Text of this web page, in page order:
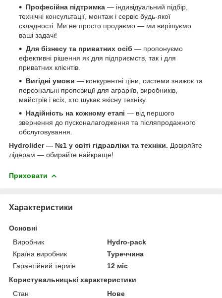
Професійна підтримка — індивідуальний підбір,
технічні консультації, монтаж і сервіс будь-якої
складності. Ми не просто продаємо — ми вирішуємо
ваші задачі!
Для бізнесу та приватних осіб — пропонуємо
ефективні рішення як для підприємств, так і для
приватних клієнтів.
Вигідні умови — конкурентні ціни, системи знижок та
персональні пропозиції для аграріїв, виробників,
майстрів і всіх, хто шукає якісну техніку.
Надійність на кожному етапі — від першого
звернення до пусконалагодження та післяпродажного
обслуговування.
Hydrolider — №1 у світі гідравліки та техніки. Довіряйте
лідерам — обирайте найкраще!
Приховати
Характеристики
Основні
Виробник
Hydro-pack
Країна виробник
Туреччина
Гарантійний термін
12 міс
Користувальницькі характеристики
Стан
Нове